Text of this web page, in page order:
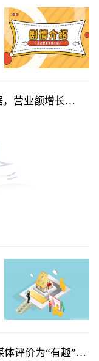
营业额增长
评价为“有趣”、